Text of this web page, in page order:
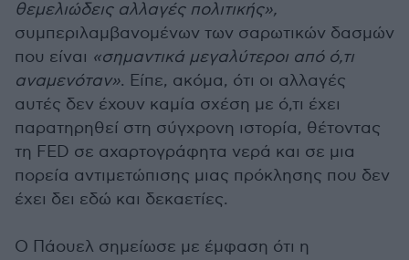
θεμελιώδεις αλλαγές πολιτικής»,
συμπεριλαμβανομένων των σαρωτικών δασμών
που είναι «σημαντικά μεγαλύτεροι από ό,τι
αναμενόταν». Είπε, ακόμα, ότι οι αλλαγές
αυτές δεν έχουν καμία σχέση με ό,τι έχει
παρατηρηθεί στη σύγχρονη ιστορία, θέτοντας
τη FED σε αχαρτογράφητα νερά και σε μια
πορεία αντιμετώπισης μιας πρόκλησης που δεν
έχει δει εδώ και δεκαετίες.
Ο Πάουελ σημείωσε με έμφαση ότι η